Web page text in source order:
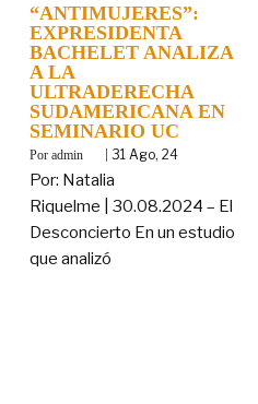
“ANTIMUJERES”:
EXPRESIDENTA
BACHELET ANALIZA
A LA
ULTRADERECHA
SUDAMERICANA EN
SEMINARIO UC
By admin | 31 Ago, 24
Por: Natalia
Riquelme | 30.08.2024 – El
Desconcierto En un estudio
que analizó